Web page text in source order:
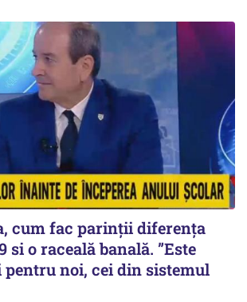
cum fac parinții diferența
si o raceală banală. ”Este
pentru noi, cei din sistemul